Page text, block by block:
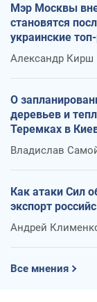
Мэр Москвы
становятся
украинские
Александр Кирш
О
деревьев и
Теремках в
Владислав
Как атаки Сил
экспорт
Андрей
Все мнения